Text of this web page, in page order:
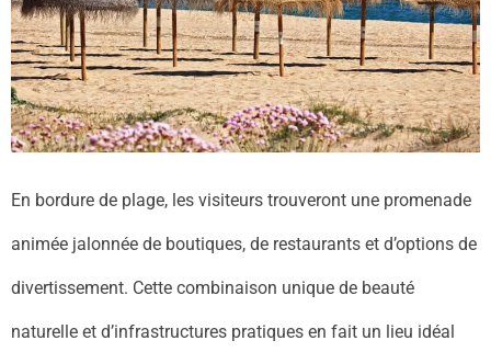
En bordure de plage, les visiteurs trouveront une promenade
animée jalonnée de boutiques, de restaurants et d’options de
divertissement. Cette combinaison unique de beauté
naturelle et d’infrastructures pratiques en fait un lieu idéal